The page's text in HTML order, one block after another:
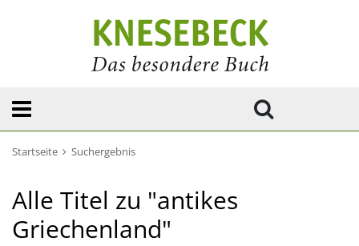
Startseite Suchergebnis
Alle Titel zu "antikes
Griechenland"